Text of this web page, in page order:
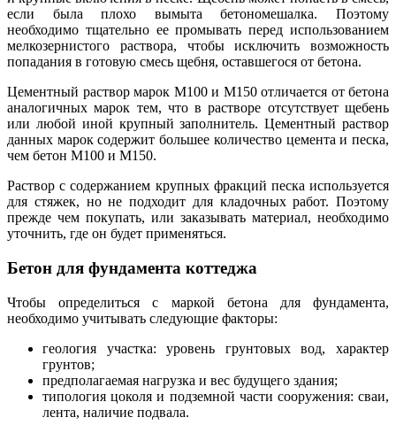
если была плохо вымыта бетономешалка. Поэтому
необходимо тщательно ее промывать перед использованием
мелкозернистого раствора, чтобы исключить возможность
попадания в готовую смесь щебня, оставшегося от бетона.
Цементный раствор марок М100 и М150 отличается от бетона
аналогичных марок тем, что в растворе отсутствует щебень
или любой иной крупный заполнитель. Цементный раствор
данных марок содержит большее количество цемента и песка,
чем бетон М100 и М150.
Раствор с содержанием крупных фракций песка используется
для стяжек, но не подходит для кладочных работ. Поэтому
прежде чем покупать, или заказывать материал, необходимо
уточнить, где он будет применяться.
Бетон для фундамента коттеджа
Чтобы определиться с маркой бетона для фундамента,
необходимо учитывать следующие факторы:
геология участка: уровень грунтовых вод, характер
грунтов;
предполагаемая нагрузка и вес будущего здания;
типология цоколя и подземной части сооружения: сваи,
лента, наличие подвала.